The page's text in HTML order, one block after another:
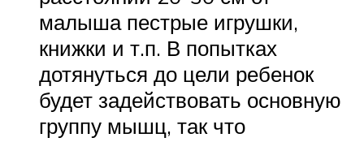
малыша пестрые игрушки,
книжки и т.п. В попытках
дотянуться до цели ребенок
будет задействовать основную
группу мышц, так что